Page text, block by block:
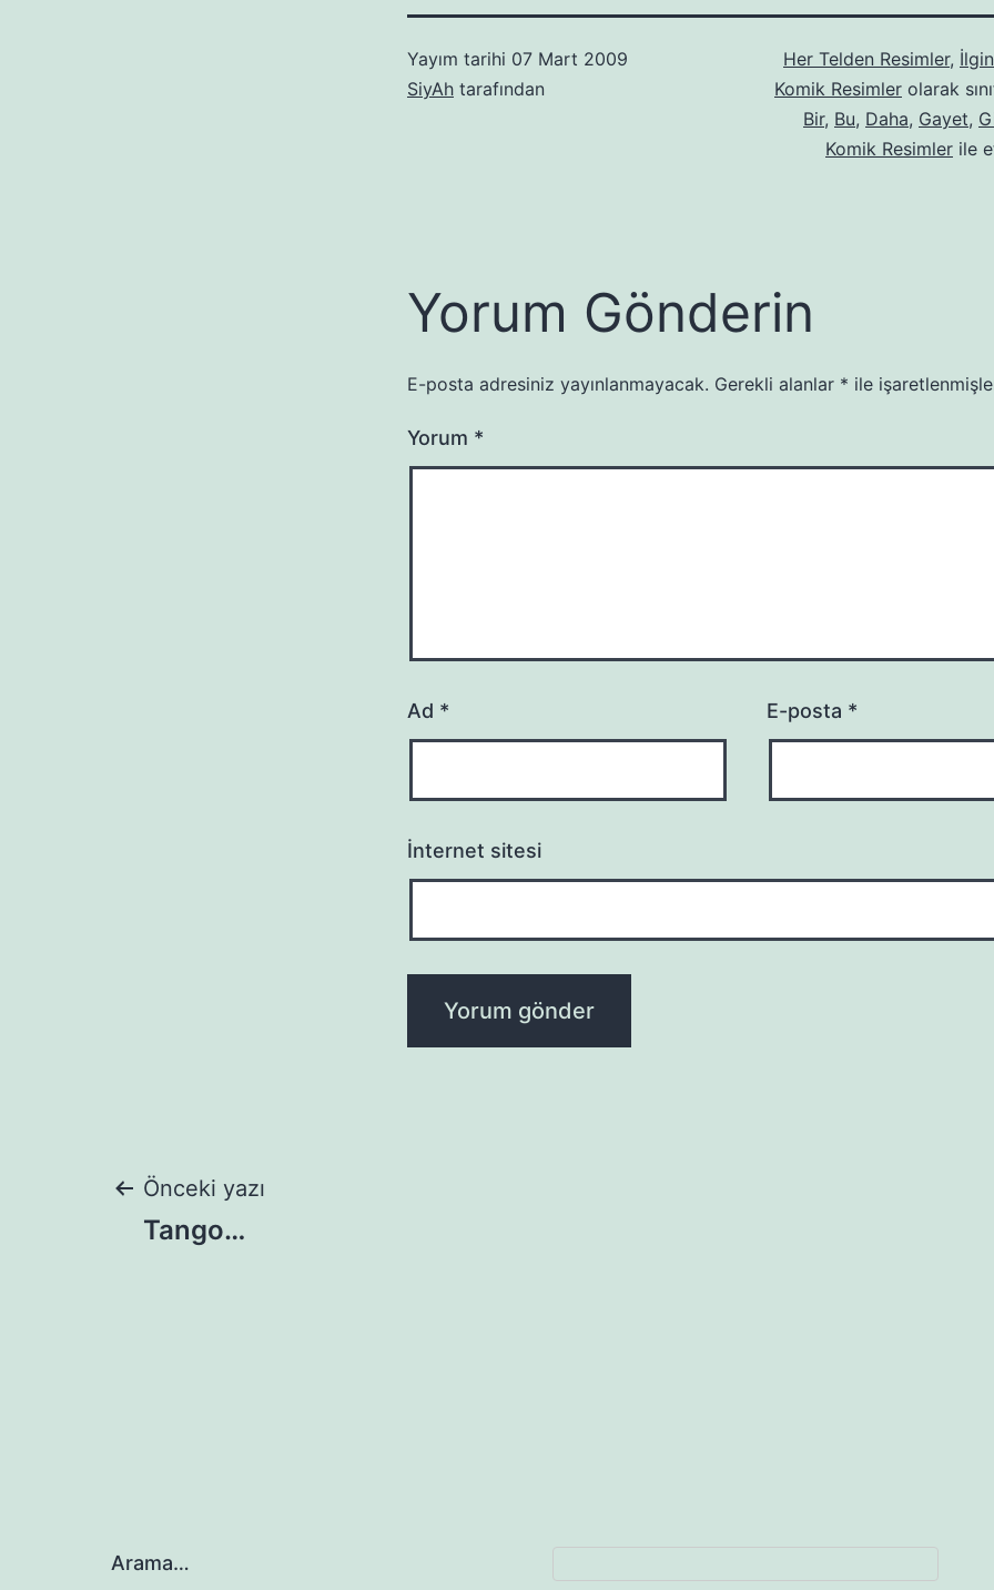
Yayım tarihi 07 Mart 2009
SiyAh tarafından
Her Telden Resimler,
Komik Resimler olarak
Bir, Bu, Daha, Gayet,
Komik Resimler ile
Yorum Gönderin
E-posta adresiniz yayınlanmayacak. Gerekli alanlar * ile
Yorum *
Ad * E-posta *
İnternet sitesi
Yazı
Önceki yazı
Tango…
Arama…